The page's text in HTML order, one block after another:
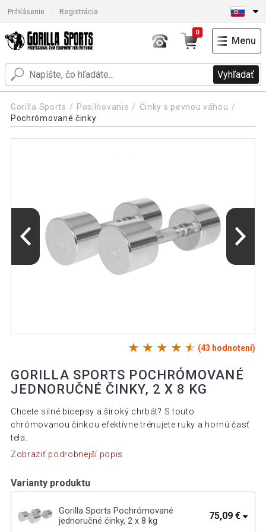
Prihlásenie Registrácia
Vyhľadať
0
Menu
Gorilla Sports Posilňovanie
Činky s pevnou váhou
Pochrómované činky
(43 hodnotení)
GORILLA SPORTS POCHRÓMOVANÉ
JEDNORUČNÉ ČINKY, 2 X 8 KG
Chcete silné bicepsy a široký chrbát? S touto
chrómovanou činkou efektívne trénujete ruky a hornú časť
tela.
Zobraziť podrobnejší popis
Varianty produktu
Gorilla Sports Pochrómované
jednoručné činky, 2 x 8 kg
75,09 €